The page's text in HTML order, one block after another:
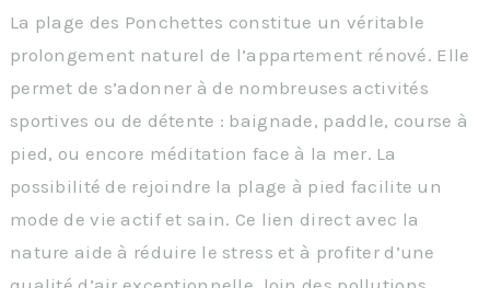
La plage des Ponchettes constitue un véritable
prolongement naturel de l’appartement rénové. Elle
permet de s’adonner à de nombreuses activités
sportives ou de détente : baignade, paddle, course à
pied, ou encore méditation face à la mer. La
possibilité de rejoindre la plage à pied facilite un
mode de vie actif et sain. Ce lien direct avec la
nature aide à réduire le stress et à profiter d’une